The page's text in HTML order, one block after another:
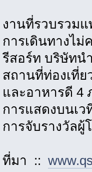
งานที่รวบรวม
การเดินทางไ
รีสอร์ท บริษัทน
สถานที่ท่องเที่ย
และอาหารดี 4
การแสดงบนเ
การจับรางวัล
ที่มา ::